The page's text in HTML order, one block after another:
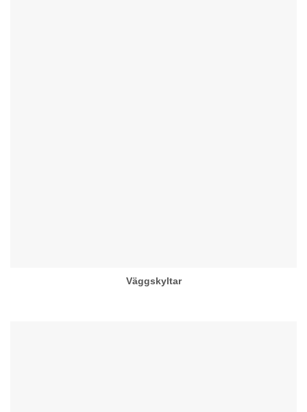
Väggskyltar